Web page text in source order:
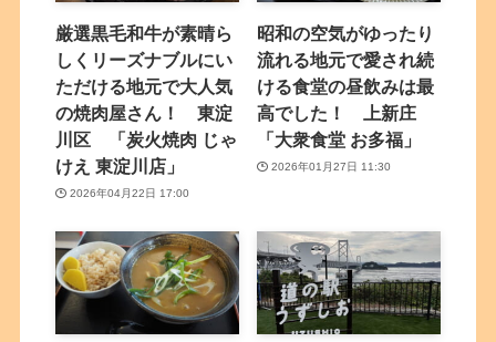
厳選黒毛和牛が素晴ら
しくリーズナブルにい
ただける地元で大人気
の焼肉屋さん！ 東淀
川区 「炭火焼肉 じゃ
けえ 東淀川店」
2026年04月22日 17:00
昭和の空気がゆったり
流れる地元で愛され続
ける食堂の昼飲みは最
高でした！ 上新庄
「大衆食堂 お多福」
2026年01月27日 11:30